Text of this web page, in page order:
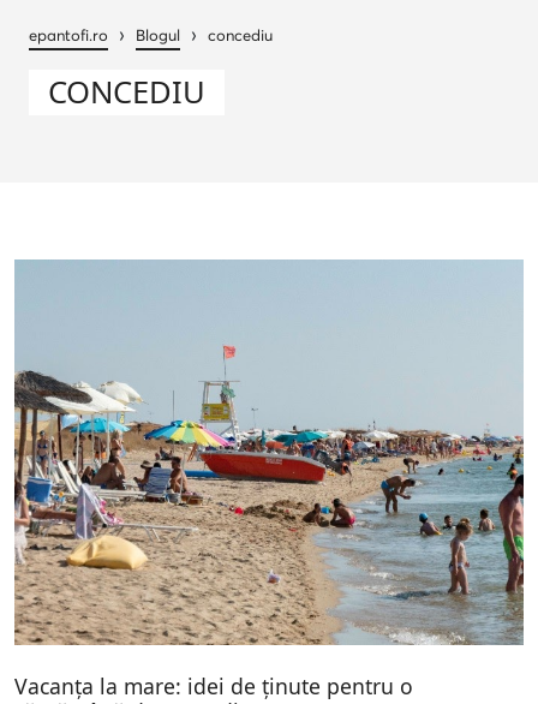
epantofi.ro › Blogul › concediu
CONCEDIU
Vacanța la mare: idei de ținute pentru o